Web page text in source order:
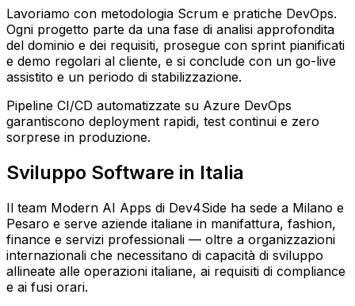
Lavoriamo con metodologia Scrum e pratiche DevOps.
Ogni progetto parte da una fase di analisi approfondita
del dominio e dei requisiti, prosegue con sprint pianificati
e demo regolari al cliente, e si conclude con un go-live
assistito e un periodo di stabilizzazione.
Pipeline CI/CD automatizzate su Azure DevOps
garantiscono deployment rapidi, test continui e zero
sorprese in produzione.
Sviluppo Software in Italia
Il team Modern AI Apps di Dev4Side ha sede a Milano e
Pesaro e serve aziende italiane in manifattura, fashion,
finance e servizi professionali — oltre a organizzazioni
internazionali che necessitano di capacità di sviluppo
allineate alle operazioni italiane, ai requisiti di compliance
e ai fusi orari.